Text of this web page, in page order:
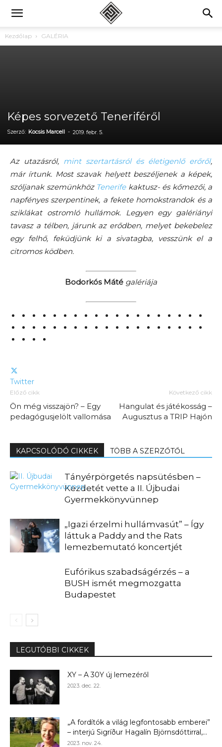
Kezdőlap GALÉRIA
Képes sorvezető Teneriféről
Szerző: Kocsis Marcell - 2019. febr. 5.
Az utazásról, mint szertartásról és életigenlő erőről,
már írtunk. Most szavak helyett beszéljenek a képek,
szóljanak szemünkhöz Tenerife kaktusz- és kőmezői, a
napfényes szerpentinek, a fekete homokstrandok és a
sziklákat ostromló hullámok. Legyen egy galériányi
tavasz a télben, járunk az erődben, melyet bekebelez
egy felhő, feküdjünk ki a sivatagba, vesszünk el a
citromos ködben.
Bodorkós Máté galériája
Twitter
Előző cikk
Ön még visszajön? – Egy
pedagógusjelölt vallomása
Következő cikk
Hangulat és játékosság –
Augusztus a TRIP Hajón
KAPCSOLÓDÓ CIKKEK TÖBB A SZERZŐTŐL
Tányérpörgetés napsütésben –
Kezdetét vette a II. Újbudai
Gyermekkönyvünnep
„Igazi érzelmi hullámvasút” – Így
láttuk a Paddy and the Rats
lemezbemutató koncertjét
Eufórikus szabadságérzés – a
BUSH ismét megmozgatta
Budapestet
LEGUTÓBBI CIKKEK
XY – A 30Y új lemezéről
2023. dec. 22.
„A fordítók a világ legfontosabb emberei”
– interjú Sigríður Hagalín Björnsdóttirral,...
2023. nov. 24.